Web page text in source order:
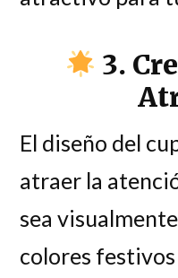
3.
El diseño del
atraer la
sea
colores